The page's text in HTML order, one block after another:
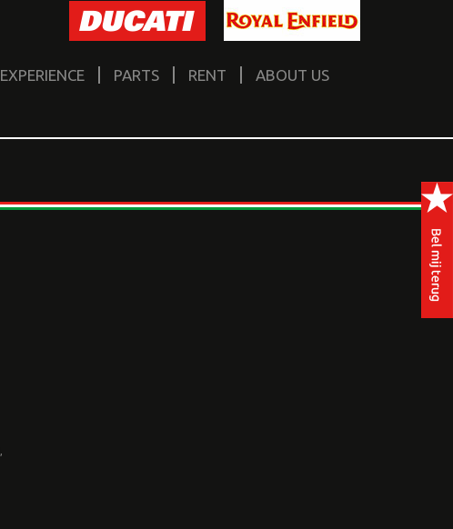
EXPERIENCE PARTS RENT ABOUT US